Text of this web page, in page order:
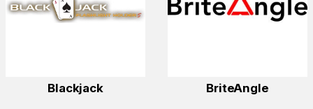
Blackjack BriteAngle